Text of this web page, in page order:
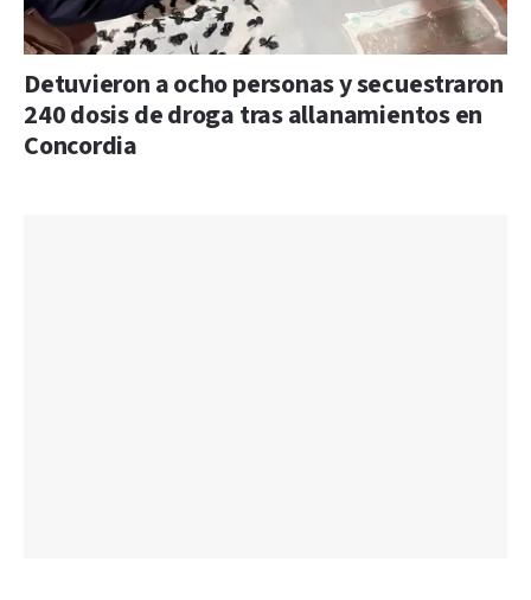
Detuvieron a ocho personas y secuestraron
240 dosis de droga tras allanamientos en
Concordia